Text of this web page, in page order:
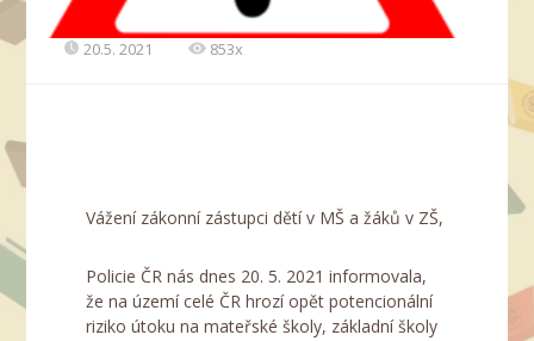
20.5. 2021 853x
Vážení zákonní zástupci dětí v MŠ a žáků v ZŠ,
Policie ČR nás dnes 20. 5. 2021 informovala,
že na území celé ČR hrozí opět potencionální
riziko útoku na mateřské školy, základní školy